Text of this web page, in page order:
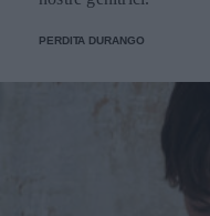
PERDITA DURANGO